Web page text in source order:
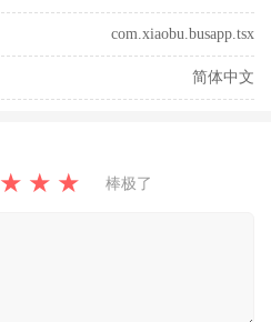
com.xiaobu.busapp.tsx
简体中文
★ ★ ★ 棒极了